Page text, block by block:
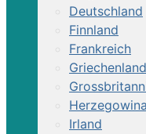
Über UnsDeutschland
Finnland
Frankreich
Griechenland
Herzegowina
Irland